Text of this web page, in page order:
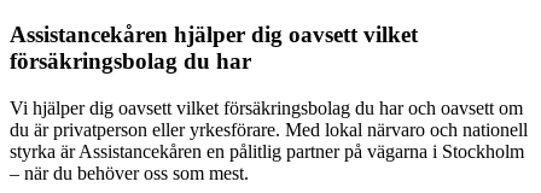
Assistancekåren hjälper dig oavsett vilket
försäkringsbolag du har
Vi hjälper dig oavsett vilket försäkringsbolag du har och oavsett om
du är privatperson eller yrkesförare. Med lokal närvaro och nationell
styrka är Assistancekåren en pålitlig partner på vägarna i Stockholm
– när du behöver oss som mest.